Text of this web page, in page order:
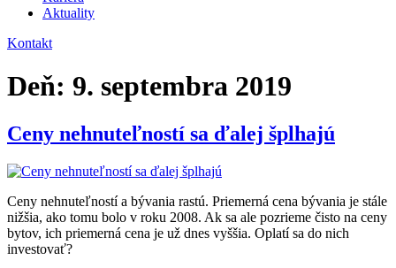
Aktuality
Kontakt
Deň: 9. septembra 2019
Ceny nehnuteľností sa ďalej šplhajú
Ceny nehnuteľností a bývania rastú. Priemerná cena bývania je stále
nižšia, ako tomu bolo v roku 2008. Ak sa ale pozrieme čisto na ceny
bytov, ich priemerná cena je už dnes vyššia. Oplatí sa do nich
investovať?